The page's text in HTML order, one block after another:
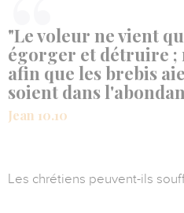
"Le voleur ne vient
égorger et détruire ;
afin que les brebis
soient dans
Jean 10.10
Les chrétiens peuvent-ils